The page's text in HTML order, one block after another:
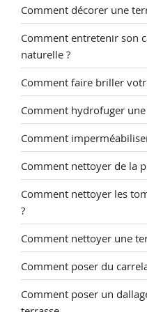
Comment décorer une
Comment entretenir son
naturelle ?
Comment faire briller
Comment hydrofuger une
Comment
Comment nettoyer de la
Comment nettoyer les
?
Comment nettoyer une
Comment poser du
Comment poser un